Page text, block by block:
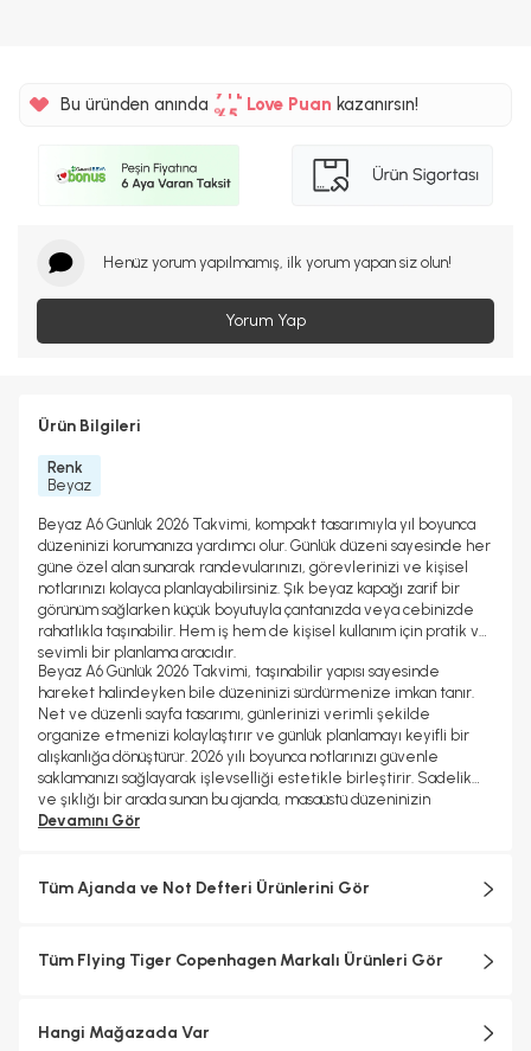
Bu üründen anında %5Love Puankazanırsın!
Henüz yorum yapılmamış, ilk yorum yapan siz olun!
Yorum Yap
Ürün Bilgileri
Renk
Beyaz
Beyaz A6 Günlük 2026 Takvimi, kompakt tasarımıyla yıl boyunca
düzeninizi korumanıza yardımcı olur. Günlük düzeni sayesinde her
güne özel alan sunarak randevularınızı, görevlerinizi ve kişisel
notlarınızı kolayca planlayabilirsiniz. Şık beyaz kapağı zarif bir
görünüm sağlarken küçük boyutuyla çantanızda veya cebinizde
rahatlıkla taşınabilir. Hem iş hem de kişisel kullanım için pratik ve
sevimli bir planlama aracıdır.
Beyaz A6 Günlük 2026 Takvimi, taşınabilir yapısı sayesinde
hareket halindeyken bile düzeninizi sürdürmenize imkan tanır.
Net ve düzenli sayfa tasarımı, günlerinizi verimli şekilde
organize etmenizi kolaylaştırır ve günlük planlamayı keyifli bir
alışkanlığa dönüştürür. 2026 yılı boyunca notlarınızı güvenle
saklamanızı sağlayarak işlevselliği estetikle birleştirir. Sadelik
ve şıklığı bir arada sunan bu ajanda, masaüstü düzeninizin
vazgeçilmez parçalarından biri olacaktır.
Devamını Gör
Tüm Ajanda ve Not Defteri Ürünlerini Gör
Tüm Flying Tiger Copenhagen Markalı Ürünleri Gör
Hangi Mağazada Var